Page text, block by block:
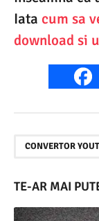
Iata cum sa
download si
CONVERTOR
TE-AR MAI